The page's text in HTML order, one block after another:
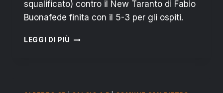
squalificato) contro il New Taranto di Fabio
Buonafede finita con il 5-3 per gli ospiti.
LEGGI DI PIÙ FUTSAL